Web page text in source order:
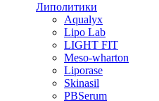
Липолитики
Aqualyx
Lipo Lab
LIGHT FIT
Meso-wharton
Liporase
Skinasil
PBSerum